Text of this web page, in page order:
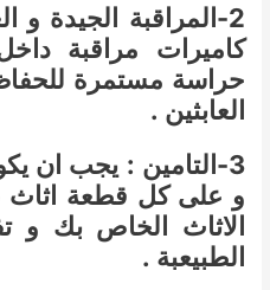
2-المراقبة الجيدة و
كاميرات مراقبة
حراسة مستمرة
العابثين .
3-التامين : يجب ان
و على كل قطعة اثاث
الاثاث الخاص بك و
الطبيعبة .